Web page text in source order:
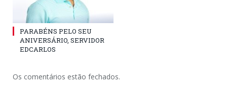
PARABÉNS PELO SEU
ANIVERSÁRIO, SERVIDOR
EDCARLOS
Os comentários estão fechados.